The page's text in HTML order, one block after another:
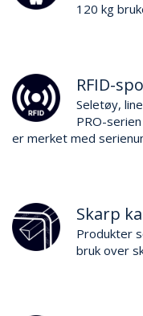
120 kg
RFID-
Seletøy,
PRO-
er merket med
Skarp
Produkter
bruk over